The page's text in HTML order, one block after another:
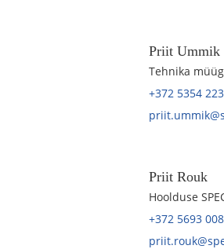
Priit Ummik
Tehnika
+372 5354
Priit Rouk
Hoolduse
+372 5693